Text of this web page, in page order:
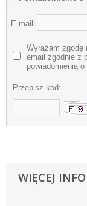
E-mail:
Wyrażam zgodę
email zgodnie z
powiadomienia
Przepisz kod:
WIĘCEJ